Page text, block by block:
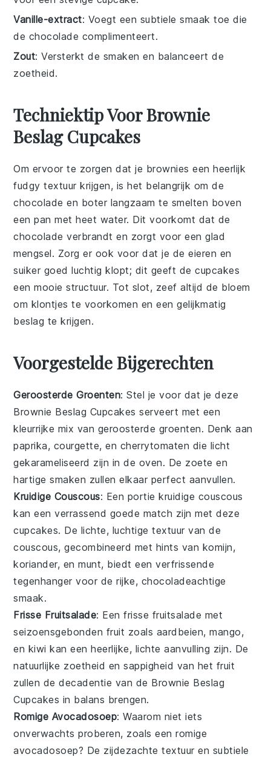
Vanille-extract: Voegt een subtiele smaak toe die
de chocolade complimenteert.
Zout: Versterkt de smaken en balanceert de
zoetheid.
Techniektip Voor Brownie
Beslag Cupcakes
Om ervoor te zorgen dat je brownies een heerlijk
fudgy textuur krijgen, is het belangrijk om de
chocolade en boter langzaam te smelten boven
een pan met heet water. Dit voorkomt dat de
chocolade verbrandt en zorgt voor een glad
mengsel. Zorg er ook voor dat je deeieren en
suiker goed luchtig klopt; dit geeft decupcakes
een mooie structuur. Tot slot, zeef altijd de bloem
om klontjes te voorkomen en een gelijkmatig
beslag te krijgen.
Voorgestelde Bijgerechten
Geroosterde Groenten: Stel je voor dat je deze
Brownie Beslag Cupcakes serveert met een
kleurrijke mix van geroosterde groenten. Denk aan
paprika, courgette, en cherrytomaten die licht
gekarameliseerd zijn in de oven. De zoete en
hartige smaken zullen elkaar perfect aanvullen.
Kruidige Couscous: Een portiekruidige couscous
kan een verrassend goede match zijn met deze
cupcakes. De lichte, luchtige textuur van de
couscous, gecombineerd met hints van komijn,
koriander, enmunt, biedt een verfrissende
tegenhanger voor de rijke, chocoladeachtige
smaak.
Frisse Fruitsalade: Eenfrisse fruitsalade met
seizoensgebonden fruit zoals aardbeien,mango,
en kiwi kan een heerlijke, lichte aanvulling zijn. De
natuurlijke zoetheid en sappigheid van het fruit
zullen de decadentie van de Brownie Beslag
Cupcakes in balans brengen.
Romige Avocadosoep: Waarom niet iets
onverwachts proberen, zoals eenromige
avocadosoep? De zijdezachte textuur en subtiele